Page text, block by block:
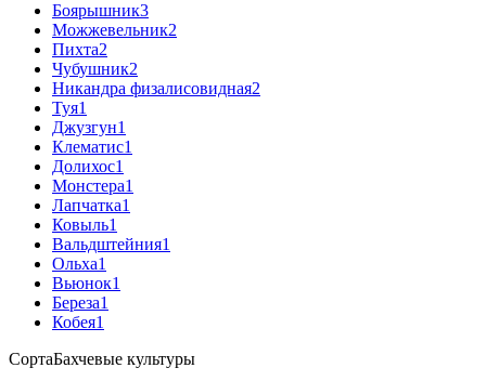
Боярышник3
Можжевельник2
Пихта2
Чубушник2
Никандра физалисовидная2
Туя1
Джузгун1
Клематис1
Долихос1
Монстера1
Лапчатка1
Ковыль1
Вальдштейния1
Ольха1
Вьюнок1
Береза1
Кобея1
СортаБахчевые культуры